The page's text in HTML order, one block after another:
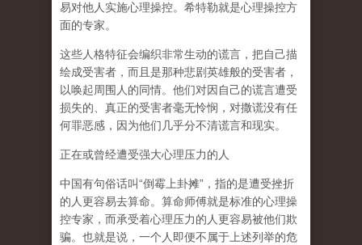
易对他人实施心理操控。希特勒就是心理操控方
面的专家。
这些人格特征会编织非常生动的谎言，把自己描
绘成受害者，而且是那种悲剧英雄般的受害者，
以唤起周围人的同情。他们对因自己的谎言遭受
损失的、真正的受害者毫无怜悯，对撒谎没有任
何罪恶感，因为他们几乎分不清谎言和现实。
正在或曾经遭受强大心理压力的人
中国有句俗话叫“倒霉上卦摊”，指的是遭受挫折
的人更容易去算命。算命师傅就是标准的心理操
控专家，而承受着心理压力的人更容易被他们欺
骗。也就是说，一个人即便不属于上述列举的危